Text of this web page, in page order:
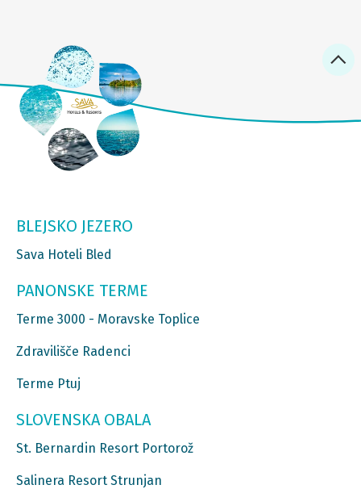
BLEJSKO JEZERO
Sava Hoteli Bled
PANONSKE TERME
Terme 3000 - Moravske Toplice
Zdravilišče Radenci
Terme Ptuj
SLOVENSKA OBALA
St. Bernardin Resort Portorož
Salinera Resort Strunjan